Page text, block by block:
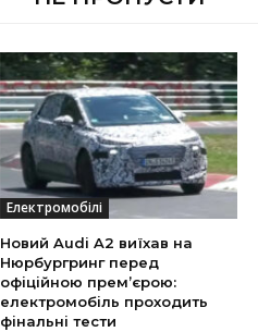
Електромобілі
Новий Audi A2 виїхав на
Нюрбургринг перед
офіційною прем’єрою:
електромобіль проходить
фінальні тести